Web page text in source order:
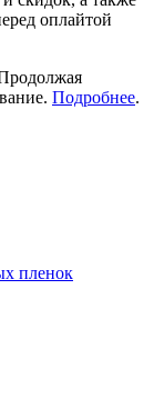
оплайтой
Подробнее.
пленок